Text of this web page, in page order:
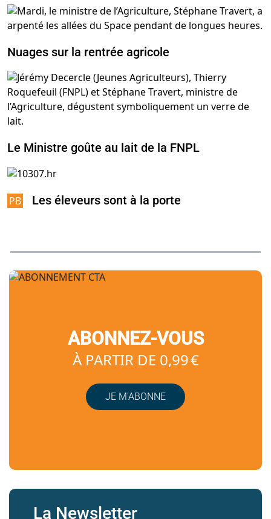
Nuages sur la rentrée agricole
Le Ministre goûte au lait de la FNPL
Les éleveurs sont à la porte
ABONNEZ-VOUS
À PARTIR DE 0,99 €
JE M’ABONNE
La Newsletter